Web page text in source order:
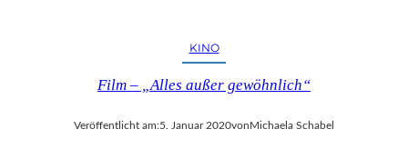
E
L
N
KINO
Film – „Alles außer gewöhnlich“
Veröffentlicht am:5. Januar 2020vonMichaela Schabel